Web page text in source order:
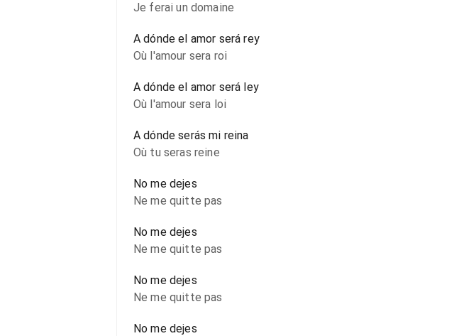
Je ferai un domaine
A dónde el amor será rey
Où l'amour sera roi
A dónde el amor será ley
Où l'amour sera loi
A dónde serás mi reina
Où tu seras reine
No me dejes
Ne me quitte pas
No me dejes
Ne me quitte pas
No me dejes
Ne me quitte pas
No me dejes